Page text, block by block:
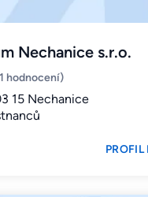
Nechanice s.r.o.
hodnocení)
15 Nechanice
PROFIL